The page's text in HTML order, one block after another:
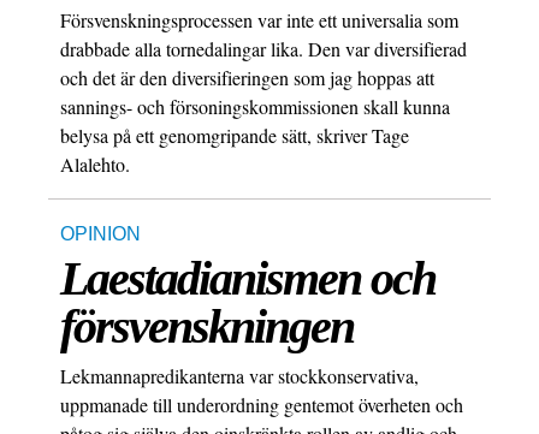
Försvenskningsprocessen var inte ett universalia som
drabbade alla tornedalingar lika. Den var diversifierad
och det är den diversifieringen som jag hoppas att
sannings- och försoningskommissionen skall kunna
belysa på ett genomgripande sätt, skriver Tage
Alalehto.
OPINION
Laestadianismen och
försvenskningen
Lekmannapredikanterna var stockkonservativa,
uppmanade till underordning gentemot överheten och